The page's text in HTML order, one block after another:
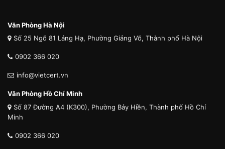
Văn Phòng Hà Nội
Số 25 Ngõ 81 Láng Hạ, Phường Giảng Võ, Thành phố Hà Nội
0902 366 020
info@vietcert.vn
Văn Phòng Hồ Chí Minh
Số 87 Đường A4 (K300), Phường Bảy Hiền, Thành phố Hồ Chí
Minh
0902 366 020